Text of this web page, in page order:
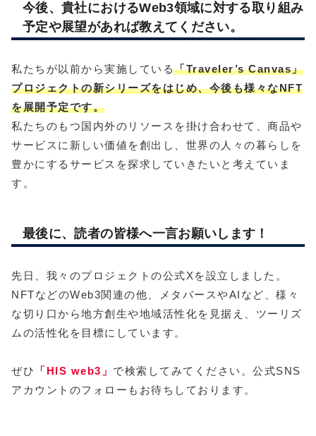
今後、貴社におけるWeb3領域に対する取り組み
予定や展望があれば教えてください。
私たちが以前から実施している「Traveler’s Canvas」
プロジェクトの新シリーズをはじめ、今後も様々なNFT
を展開予定です。
私たちのもつ国内外のリソースを掛け合わせて、商品や
サービスに新しい価値を創出し、世界の人々の暮らしを
豊かにするサービスを探求していきたいと考えていま
す。
最後に、読者の皆様へ一言お願いします！
先日、我々のプロジェクトの公式Xを設立しました。
NFTなどのWeb3関連の他、メタバースやAIなど、様々
な切り口から地方創生や地域活性化を見据え、ツーリズ
ムの活性化を目標にしています。
ぜひ 「HIS web3」 で検索してみてください。公式SNS
アカウントのフォローもお待ちしております。